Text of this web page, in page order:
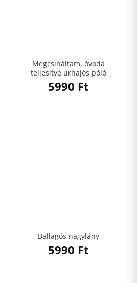
Megcsináltam, óvoda
teljesítve űrhajós póló
5990 Ft
Ballagós nagylány
5990 Ft